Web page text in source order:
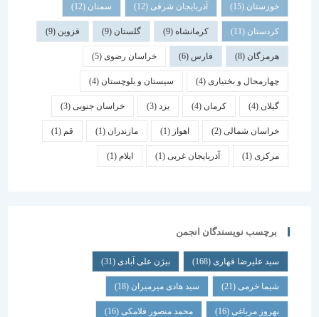
خوزستان(15) آذربایجان شرقی(12) سمنان (12)
کردستان(11) کرمانشاه(9) گلستان (9) قزوین
هرمزگان(8) فارس خراسان رضوی(5)
چهارمحال و بختیاری (4) سیستان و بلوچستان(4)
کرمان یزد خراسان جنوبی(3)
خراسان شمالی(2) اهواز مازندران(1) قم
(1) آذربایجان غربی(1) ایلام
برچسب نویسندگان انجمن
سید علیرضا قهاری(168) بیژن علی آبادی(31)
شیما خرمی(21) سید هادی میرمیران(18)
بهروز مرباغی (16) محمد منصور فلامکی (16)